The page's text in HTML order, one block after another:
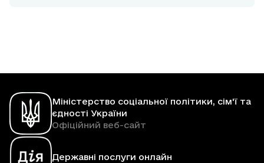
Міністерство соціальної політики, сім'ї та
єдності України
Офіційний веб-сайт
Державні послуги онлайн